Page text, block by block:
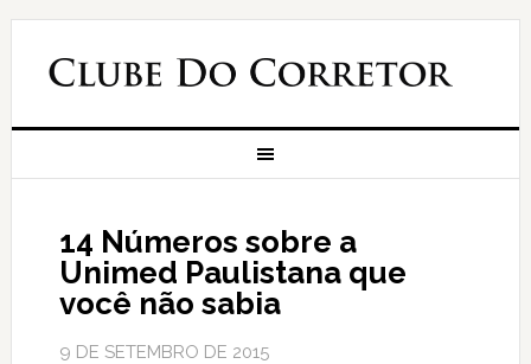
14 Números sobre a
Unimed Paulistana que
você não sabia
9 DE SETEMBRO DE 2015